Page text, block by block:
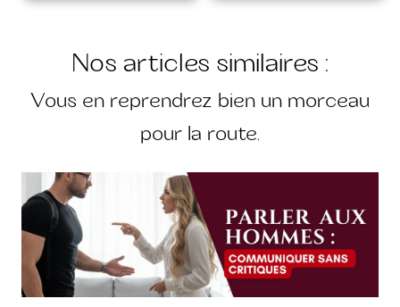
Nos articles similaires :
Vous en reprendrez bien un morceau
pour la route.